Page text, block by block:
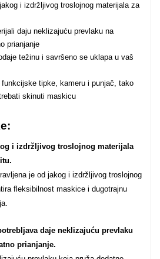
i izdržljivog troslojnog materijala za
daju neklizajuću prevlaku na
prianjanje
težinu i savršeno se uklapa u vaš
funkcijske tipke, kameru i punjač, tako
skinuti maskicu
i izdržljivog troslojnog materijala
je od jakog i izdržljivog troslojnog
fleksibilnost maskice i dugotrajnu
daje neklizajuću prevlaku
prianjanje.